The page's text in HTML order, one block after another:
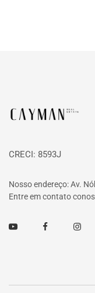
Página inicial
CRECI: 8593J
Nosso endereço: Av.
Entre em contato
Youtube Facebook